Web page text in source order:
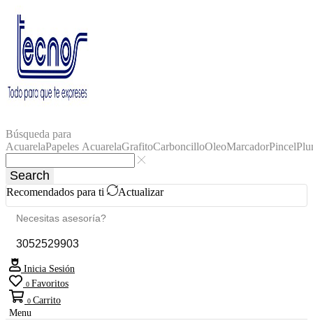
Búsqueda para
AcuarelaPapeles AcuarelaGrafitoCarboncilloOleoMarcadorPincel
Search
Recomendados para ti Actualizar
Necesitas asesoría?
3052529903
Inicia Sesión
0 Favoritos
0 Carrito
Menu